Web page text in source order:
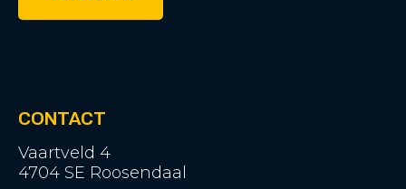
CONTACT
Vaartveld 4
4704 SE Roosendaal